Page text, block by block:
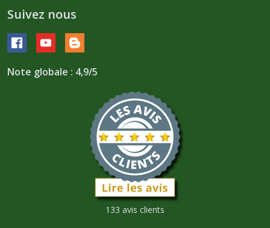
Suivez nous
Note globale : 4,9/5
133 avis clients